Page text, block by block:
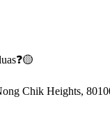
Chik Heights,